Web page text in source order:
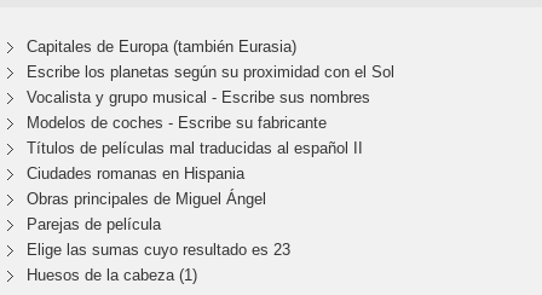
Capitales de Europa (también Eurasia)
Escribe los planetas según su proximidad con el Sol
Vocalista y grupo musical - Escribe sus nombres
Modelos de coches - Escribe su fabricante
Títulos de películas mal traducidas al español II
Ciudades romanas en Hispania
Obras principales de Miguel Ángel
Parejas de película
Elige las sumas cuyo resultado es 23
Huesos de la cabeza (1)